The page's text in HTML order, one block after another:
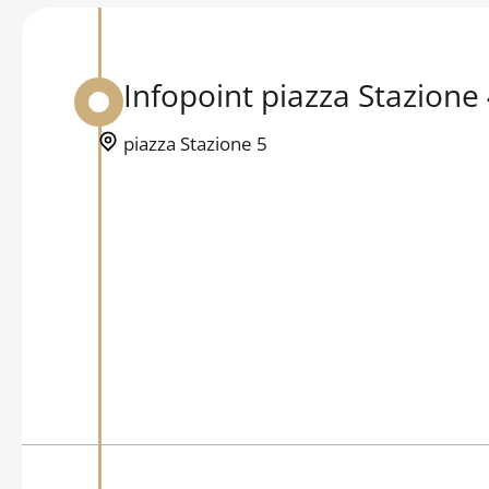
Back to table of contents
Infopoint piazza Stazione
piazza Stazione 5